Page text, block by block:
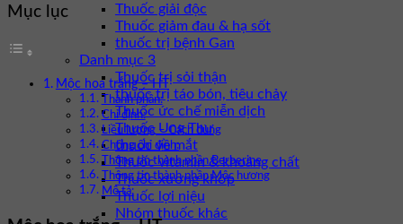
Thuốc giải độc
Thuốc giảm đau & hạ sốt
thuốc trị bệnh Gan
Danh mục 3
Thuốc trị sỏi thận
thuốc trị táo bón, tiêu chảy
Thuốc ức chế miễn dịch
Thuốc Ung Thư
thuốc về mắt
Thuốc vitamin & khoáng chất
Thuốc xương khớp
Thuốc lợi niệu
Nhóm thuốc khác
Mục lục
Mộc hoa trắng – HT
Thành phần:
Chỉ định:
Liều lượng – Cách dùng
Chống chỉ định:
Thông tin thành phần Berberine
Thông tin thành phần Mộc hương
Mô tả: